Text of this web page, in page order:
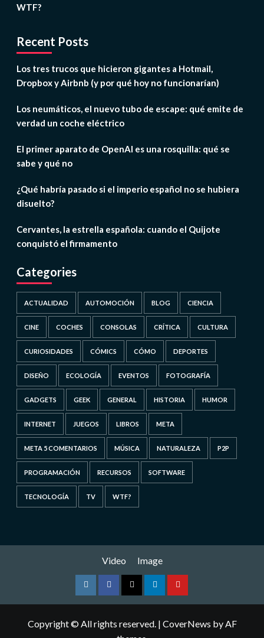
WTF?
Recent Posts
Los tres trucos que hicieron gigantes a Hotmail,
Dropbox y Airbnb (y por qué hoy no funcionarían)
Los neumáticos, el nuevo tubo de escape: qué emite de
verdad un coche eléctrico
El primer aparato de OpenAI es una rosquilla: qué se
sabe y qué no
¿Qué habría pasado si el imperio español no se hubiera
disuelto?
Cervantes, la estrella española: cuando el Quijote
conquistó el firmamento
Categories
ACTUALIDAD AUTOMOCIÓN BLOG CIENCIA
CINE COCHES CONSOLAS CRÍTICA CULTURA
CURIOSIDADES CÓMICS CÓMO DEPORTES
DISEÑO ECOLOGÍA EVENTOS FOTOGRAFÍA
GADGETS GEEK GENERAL HISTORIA HUMOR
INTERNET JUEGOS LIBROS META
META 5 COMENTARIOS MÚSICA NATURALEZA P2P
PROGRAMACIÓN RECURSOS SOFTWARE
TECNOLOGÍA TV WTF?
Video Image
InstagramFacebookTwitterLinkedinYoutube
Copyright © All rights reserved. | CoverNews by AF